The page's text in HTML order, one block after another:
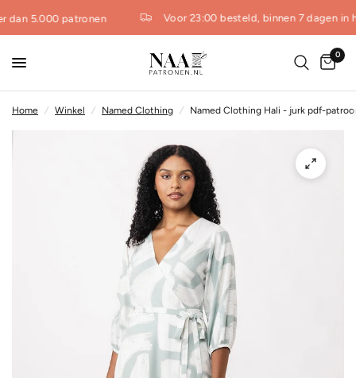
dan 5.000 patronen Voor 23:00 besteld, binnen 7 dagen in
0
Home / Winkel / Named Clothing / Named Clothing Hali - jurk pdf-